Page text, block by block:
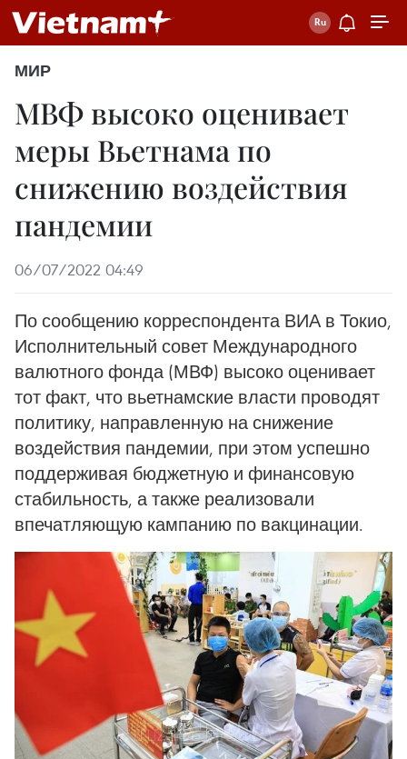
МИР
МВФ высоко оценивает
меры Вьетнама по
снижению воздействия
пандемии
06/07/2022 04:49
По сообщению корреспондента ВИА в Токио,
Исполнительный совет Международного
валютного фонда (МВФ) высоко оценивает
тот факт, что вьетнамские власти проводят
политику, направленную на снижение
воздействия пандемии, при этом успешно
поддерживая бюджетную и финансовую
стабильность, а также реализовали
впечатляющую кампанию по вакцинации.